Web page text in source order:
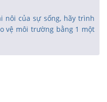
nôi của sự sống, hãy trình
vệ môi trường bằng 1 một